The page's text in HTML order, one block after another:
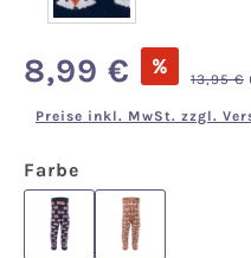
Verkaufspreis:
8,99 € % 13,95 €
Preise inkl. MwSt. zzgl.
Farbe
.navy
.toffee